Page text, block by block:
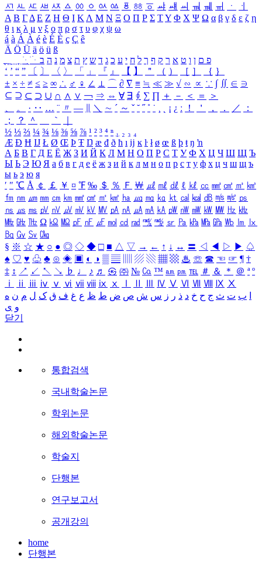
ㅺ ㅻ ㅼ ㅽ ㅾ ㅿ ㆀ ㆁ ㆂ ㆃ ㆄ ㆅ ㆆ ㆇ ㆈ ㆉ ㆊ ㆋ ㆌ ㆍ
ㆎ
Α Β ΓΔ Ε Ζ Η Θ Ι ΚΛ Μ Ν Ξ Ο Π Ρ Σ ΤΥ Φ Χ Ψ Ω α β γ δ ε ζ η
θ ι κ λ μ ν ξ ο π ρ σ τ υ φ χ ψ ω
á à Á À é è É È ç Ç ê
Ä Ö Ü ä ö ü ß
ִֶֹ ֻּ ׁׂ פ ם ן ו ט א ר ק ף ך ל ח י ע כ ג ד ש ץ ת צ מ נ ה ב
‘ ’ “ ” 〔 〕 〈 〉 「 」 『 』 【 】 ＂ （ ） ［ ］ ｛ ｝
± × ÷ ≠ ≤ ≥ ∞ ∴ ♂ ♀ ∠ ⊥ ⌒ ∂ ∇ ≡ ≒ ≪ ≫ √ ∽ ∝ ∵ ∫ ∬ ∈ ∋
⊆ ⊇ ⊂ ⊃ ∪ ∩ ∧ ∨ ￢ ⇒ ⇔ ∀ ∃ ∮ ∑ ∏ ＋ － ＜ ＝
＞
、
。 · ‥ … ¨ 〃 ― ＼ ∼ ´ ～ ˇ ˘ ˝ ˚ ˙ ¸ ¡ ¿ ː ！ ＇ ， ． ／
：
；
？ ＾ ｀
½ ⅓ ⅔ ¼ ¾ ⅛ ⅜ ⅝ ⅞ ¹ ² ³ ⁴ ⁿ ₁ ₂ ₃ ₄
Æ Ð Ħ Ĳ Ł Ø Œ Þ Ŧ Ŋ æ đ ð ħ ı ĳ ĸ ŀ ł ø œ ß þ ŧ ŋ ŉ
А Б В Г Д Е Ё Ж З И Й К Л М Н О П Р С Т У Ф Х Ц Ч Ш Щ Ъ
Ы Ь Э Ю Я а б в г д е ё ж з и й к л м н о п р с т у ф х ц ч ш щ ъ
ы ь э ю я
′ ″ ℃ Å ￠ ￡ ￥ ¤ ℉ ‰ ＄ ％ Ｆ ￦ ㎕ ㎖ ㎗ ℓ ㎘ ㏄ ㎣ ㎤ ㎥ ㎦
㎙ ㎚ ㎛ ㎜ ㎝ ㎞ ㎟ ㎠ ㎡ ㎢ ㏊ ㎍ ㎎ ㎏ ㏏ ㎈ ㎉ ㏈ ㎧ ㎨ ㎰
㎱ ㎲ ㎳ ㎴ ㎵ ㎶ ㎷ ㎸ ㎹ ㎀ ㎁ ㎂ ㎃ ㎄ ㎺ ㎻ ㎽ ㎾ ㎿ ㎐ ㎑
㎒ ㎓ ㎔ Ω ㏀ ㏁ ㎊ ㎋ ㎌ ㏖ ㏅ ㎭ ㎮ ㎯ ㏛ ㎩ ㎪ ㎫ ㎬ ㏝ ㏐
㏓
㏃ ㏉ ㏜ ㏆
§ ※ ☆ ★ ○ ● ◎ ◇ ◆ □ ■ △ ▽ → ← ↑ ↓ ↔ 〓 ◁ ◀ ▷ ▶ ♤
♠ ♡ ♥ ♧ ♣ ⊙ ◈ ▣ ◐ ◑ ▒ ▤ ▨ ▧ ▦ ▩ ♨ ☏ ☎ ☜ ☞ ¶ †
‡ ↕ ↗ ↙ ↖ ↘ ♭ ♩ ♪ ♬ ㉿ ㈜ № ㏇ ™ ㏂ ㏘ ℡ ＃ ＆ ＊ ＠ ª º
ⅰ
ⅱ ⅲ ⅳ ⅴ ⅵ ⅶ ⅷ ⅸ ⅹ Ⅳ Ⅴ Ⅵ Ⅶ Ⅷ Ⅸ Ⅹ
ب ت ث ج ح خ د ذ ر ز س ش ص ض ط ظ ع غ ف ق ک ل م ن ه
و ی
닫기
통합검색
국내학술논문
학위논문
해외학술논문
학술지
단행본
연구보고서
공개강의
home
단행본